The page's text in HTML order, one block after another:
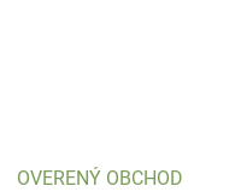
OVERENÝ OBCHOD